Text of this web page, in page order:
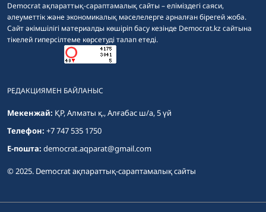
Democrat ақпараттық-сараптамалық сайты – еліміздегі саяси,
әлеуметтік және экономикалық мәселелерге арналған бірегей жоба.
Сайт әкімшілігі материалды көшіріп басу кезінде Democrat.kz сайтына
тікелей гиперсілтеме көрсетуді талап етеді.
РЕДАКЦИЯМЕН БАЙЛАНЫС
Мекенжай: ҚР, Алматы қ., Алғабас ш/а, 5 үй
Телефон: +7 747 535 1750
E-пошта: democrat.aqparat@gmail.com
© 2025. Democrat ақпараттық-сараптамалық сайты